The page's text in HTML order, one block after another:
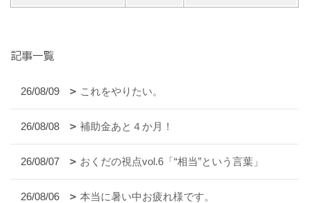
記事一覧
26/08/09 これをやりたい。
26/08/08 補助金あと４か月！
26/08/07 おくだの視点vol.6「“相当”という言葉」
26/08/06 本当に暑い中お疲れ様です。